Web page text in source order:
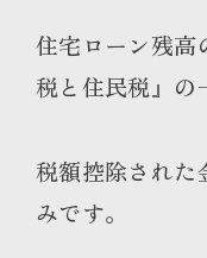
住宅ローン残
税と住民税』の
税額控除された
みです。